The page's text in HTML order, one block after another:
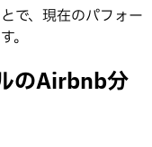
で、現在のパフォー
。
のAirbnb分